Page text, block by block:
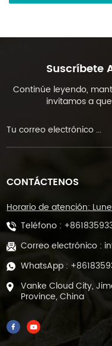
Suscríbete
Continúe leyendo,
invitamos a
CONTÁCTENOS
Horario de atención:
Teléfono :
Correo electrónico :
WhatsApp :
Vanke Cloud City,
Province, China